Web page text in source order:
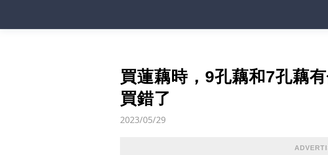
買蓮藕時，9孔藕和7孔藕
買錯了
2023/05/29